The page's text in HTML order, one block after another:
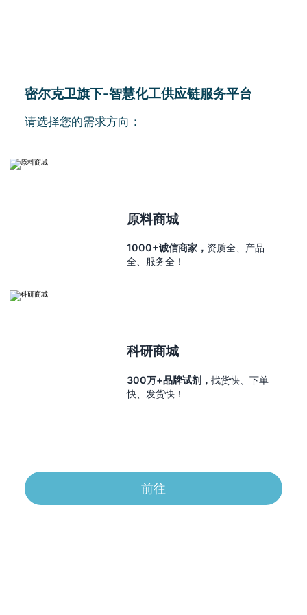
密尔克卫旗下-智慧化工供应链服务平台
请选择您的需求方向：
原料商城
1000+诚信商家， 资质全、产品
全、服务全！
科研商城
300万+品牌试剂，找货快、下单
快、发货快！
前往